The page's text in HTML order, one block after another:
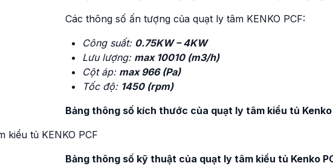
Các thông số ấn tượng của quạt ly tâm KENKO PCF:
Công suất: 0.75KW – 4KW
Lưu lượng: max 10010 (m3/h)
Cột áp: max 966 (Pa)
Tốc độ: 1450 (rpm)
Bảng thông số kích thước của quạt ly tâm kiểu tủ Kenko
Bảng thông số kỹ thuật của quạt ly tâm kiểu tủ Kenko